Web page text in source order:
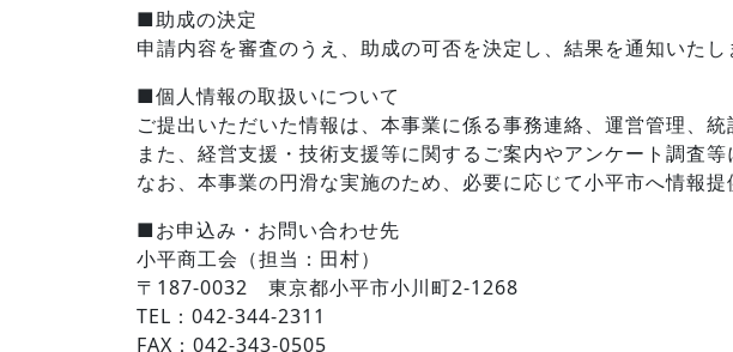
■助成の決定
申請内容を審査のうえ、助成の可否を決定し、結果を通知いたし
■個人情報の取扱いについて
ご提出いただいた情報は、本事業に係る事務連絡、運営管理、統
また、経営支援・技術支援等に関するご案内やアンケート調査等
なお、本事業の円滑な実施のため、必要に応じて小平市へ情報提
■お申込み・お問い合わせ先
小平商工会（担当：田村）
〒187-0032 東京都小平市小川町2-1268
TEL：042-344-2311
FAX：042-343-0505